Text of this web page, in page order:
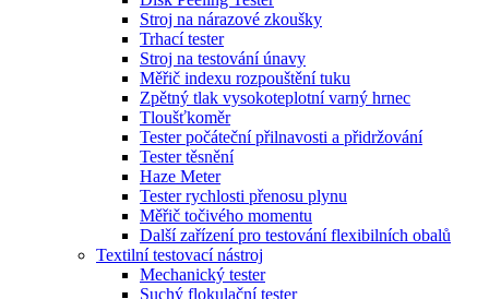
Stroj na nárazové zkoušky
Trhací tester
Stroj na testování únavy
Měřič indexu rozpouštění tuku
Zpětný tlak vysokoteplotní varný hrnec
Tloušťkoměr
Tester počáteční přilnavosti a přidržování
Tester těsnění
Haze Meter
Tester rychlosti přenosu plynu
Měřič točivého momentu
Další zařízení pro testování flexibilních obalů
Textilní testovací nástroj
Mechanický tester
Suchý flokulační tester